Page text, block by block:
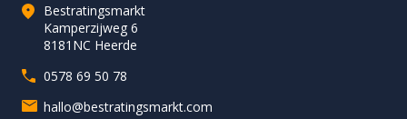
Bestratingsmarkt
Kamperzijweg 6
8181NC Heerde
0578 69 50 78
hallo@bestratingsmarkt.com